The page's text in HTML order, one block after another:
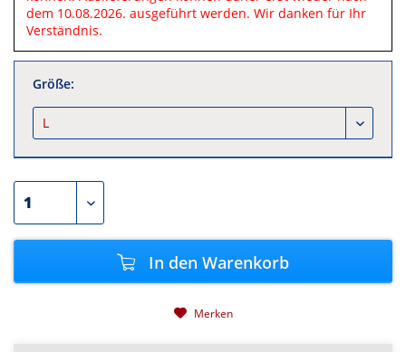
dem 10.08.2026. ausgeführt werden. Wir danken für Ihr
Verständnis.
Größe:
In den Warenkorb
Merken